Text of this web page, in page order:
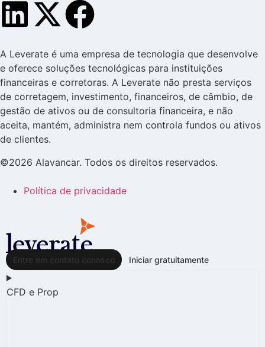
A Leverate é uma empresa de tecnologia que desenvolve
e oferece soluções tecnológicas para instituições
financeiras e corretoras. A Leverate não presta serviços
de corretagem, investimento, financeiros, de câmbio, de
gestão de ativos ou de consultoria financeira, e não
aceita, mantém, administra nem controla fundos ou ativos
de clientes.
©2026 Alavancar. Todos os direitos reservados.
Política de privacidade
Entre em contato conosco Iniciar gratuitamente
CFD e Prop